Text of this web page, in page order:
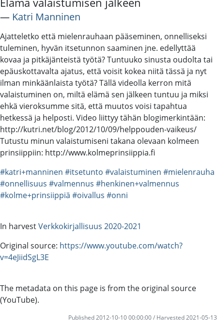
― Katri Manninen
Ajatteletko että mielenrauhaan pääseminen, onnelliseksi
tuleminen, hyvän itsetunnon saaminen jne. edellyttää
kovaa ja pitkäjänteistä työtä? Tuntuuko sinusta oudolta tai
epäuskottavalta ajatus, että voisit kokea niitä tässä ja nyt
ilman minkäänlaista työtä? Tällä videolla kerron mitä
valaistuminen on, miltä elämä sen jälkeen tuntuu ja miksi
ehkä vieroksumme sitä, että muutos voisi tapahtua
hetkessä ja helposti. Video liittyy tähän blogimerkintään:
http://kutri.net/blog/2012/10/09/helppouden-vaikeus/
Tutustu minun valaistumiseni takana olevaan kolmeen
prinsiippiin: http://www.kolmeprinsiippia.fi
#katri+manninen #itsetunto #valaistuminen #mielenrauha
#onnellisuus #valmennus #henkinen+valmennus
#kolme+prinsiippiä #oivallus #onni
In harvestVerkkokirjallisuus 2020-2021
Original source: https://www.youtube.com/watch?
v=4eJiidSgL3E
The metadata on this page is from the original source
(YouTube).
Published 2012-10-10 00:00:00 / Harvested 2021-05-13